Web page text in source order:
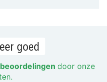
goed
door onze